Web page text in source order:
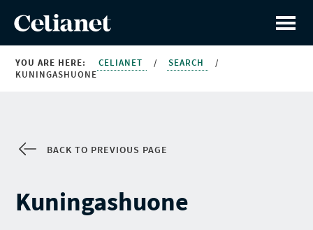
YOU ARE HERE: CELIANET / SEARCH
/
KUNINGASHUONE
BACK TO PREVIOUS PAGE
Kuningashuone